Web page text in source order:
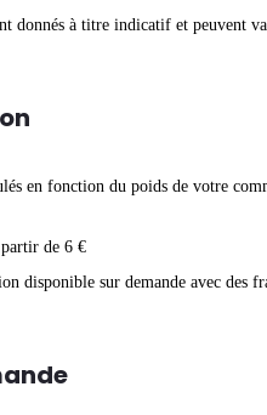
donnés à titre indicatif et peuvent
en fonction du poids de votre
de 6 €
disponible sur demande avec des